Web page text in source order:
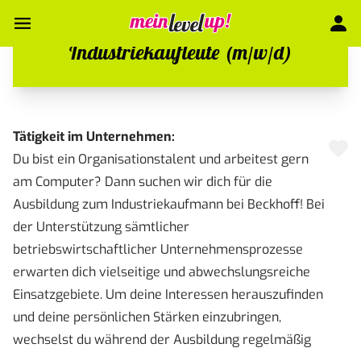
Industriekaufleute (m/w/d)
Tätigkeit im Unternehmen:
Du bist ein Organisationstalent und arbeitest gern
am Computer? Dann suchen wir dich für die
Ausbildung zum Industriekaufmann bei Beckhoff! Bei
der Unterstützung sämtlicher
betriebswirtschaftlicher Unternehmensprozesse
erwarten dich vielseitige und abwechslungsreiche
Einsatzgebiete. Um deine Interessen herauszufinden
und deine persönlichen Stärken einzubringen,
wechselst du während der Ausbildung regelmäßig